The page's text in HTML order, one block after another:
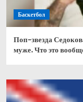
Баскетбол
Поп-звезда
муже. Что это